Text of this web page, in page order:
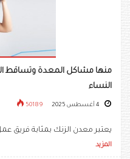
منها مشاكل المعدة وتساقط
النساء
50189
يعتبر معدن الزنك بمثابة فريق
المزيد